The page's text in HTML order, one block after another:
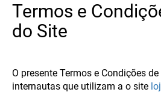
Termos e
do Site
O presente Termos e Condições
internautas que utilizam a o site